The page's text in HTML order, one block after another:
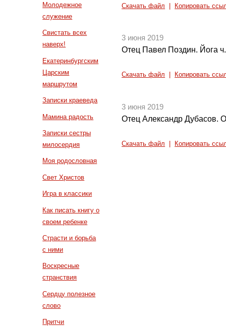
Молодежное
служение
Свистать всех
наверх!
Екатеринбургским
Царским
маршрутом
Записки краеведа
Мамина радость
Записки сестры
милосердия
Моя родословная
Свет Христов
Игра в классики
Как писать книгу о
своем ребенке
Страсти и борьба
с ними
Воскресные
странствия
Сердцу полезное
слово
Притчи
Скачать файл Копировать
3 июня 2019
Отец Павел Поздин. Йога
Скачать файл Копировать
3 июня 2019
Отец Александр Дубасов.
Скачать файл Копировать